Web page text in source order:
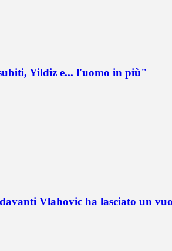
Yildiz e... l'uomo in più"
Vlahovic ha lasciato un